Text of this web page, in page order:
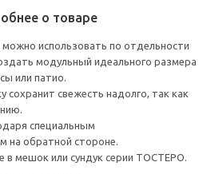
о товаре
использовать по отдельности
модульный идеального размера
или патио.
сохранит свежесть надолго, так как
специальным
на обратной стороне.
в мешок или сундук серии ТОСТЕРО.